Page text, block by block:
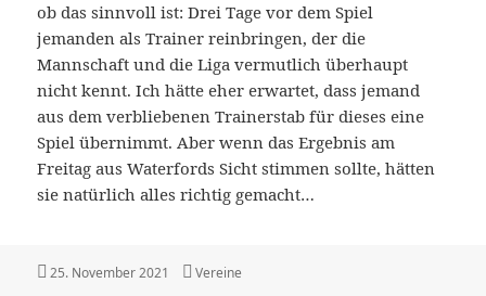
ob das sinnvoll ist: Drei Tage vor dem Spiel
jemanden als Trainer reinbringen, der die
Mannschaft und die Liga vermutlich überhaupt
nicht kennt. Ich hätte eher erwartet, dass jemand
aus dem verbliebenen Trainerstab für dieses eine
Spiel übernimmt. Aber wenn das Ergebnis am
Freitag aus Waterfords Sicht stimmen sollte, hätten
sie natürlich alles richtig gemacht…
Veröffentlicht
25. November 2021 Kategorien
Vereine